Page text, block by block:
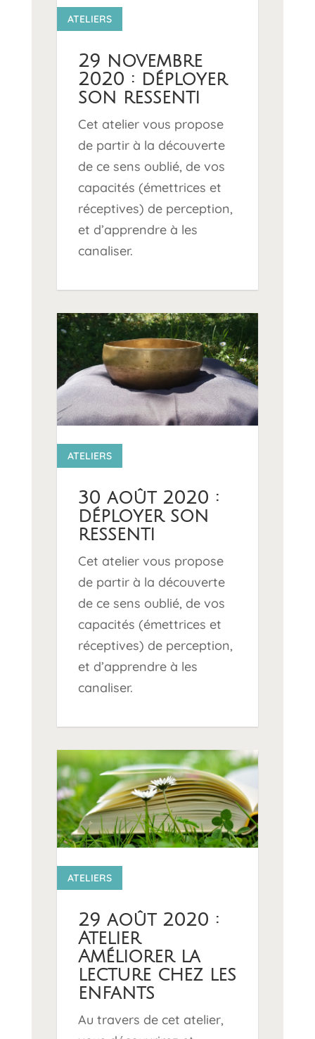
29 novembre
2020 : déployer
son ressenti
ATELIERS
Cet atelier vous propose
de partir à la découverte
de ce sens oublié, de vos
capacités (émettrices et
réceptives) de perception,
et d’apprendre à les
canaliser.
12 1
30 août 2020 :
déployer son
ressenti
ATELIERS
Cet atelier vous propose
de partir à la découverte
de ce sens oublié, de vos
capacités (émettrices et
réceptives) de perception,
et d’apprendre à les
canaliser.
14 0
29 août 2020 :
Atelier
Améliorer la
lecture chez les
enfants
ATELIERS
Au travers de cet atelier,
14 0